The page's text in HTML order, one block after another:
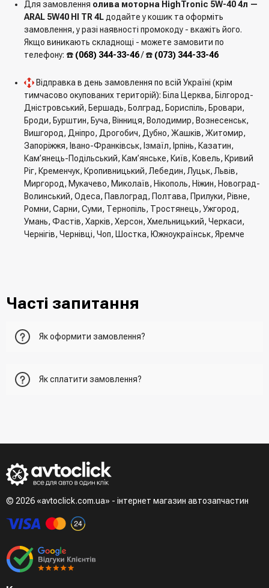
Для замовлення олива моторна HighTronic 5W-40 4л —
ARAL 5W40 HI TR 4Lдодайте у кошик та оформіть
замовлення, у разі наявності промокоду - вкажіть його.
Якщо виникають складнощі - можете замовити по
телефону: ☎️ (068) 344-33-46/ ☎️ (073) 344-33-46
Відправка в день замовлення по всій Україні (крім
тимчасово окупованих територій): Біла Церква, Білгород-
Дністровський, Бершадь, Болград, Бориспіль, Бровари,
Броди, Бурштин, Буча, Вінниця, Володимир, Вознесенськ,
Вишгород, Дніпро, Дрогобич, Дубно, Жашків, Житомир,
Запоріжжя, Івано-Франківськ, Ізмаїл, Ірпінь, Казатин,
Кам’янець-Подільський, Кам’янське, Київ, Ковель, Кривий
Ріг, Кременчук, Кропивницький, Лебедин, Луцьк, Львів,
Миргород, Мукачево, Миколаїв, Нікополь, Ніжин, Новоград-
Волинський, Одеса, Павлоград, Полтава, Прилуки, Рівне,
Ромни, Сарни, Суми, Тернопіль, Тростянець, Ужгород,
Умань, Фастів, Харків, Херсон, Хмельницький, Черкаси,
Чернігів, Чернівці, Чоп, Шостка, Южноукраїнськ, Яремче
Часті запитання
Як оформити замовлення?
нього та вказати всю необхідну інформацію про
зателефонує менеджер для підтвердження та уточнення
Третій варіант - зробити замовлення в телефонному
Четвертий варіант - замовити через доступні месенджери
(viber, telegram)
Як сплатити замовлення?
© 2026 «avtoclick.com.ua» - інтернет магазин автозапчастин